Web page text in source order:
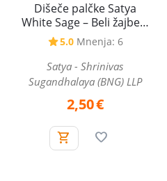
Dišeče palčke Satya
White Sage – Beli žajbelj,
15 g
5.0 Mnenja: 6
Satya - Shrinivas
Sugandhalaya (BNG) LLP
2,50€